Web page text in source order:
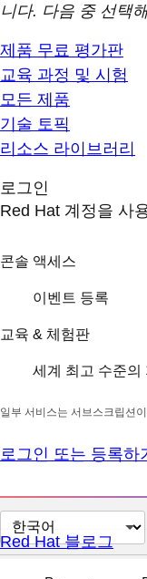
니다. 다음 중 선택
제품 무료 평가판
교육 과정 및 시험
모든 제품
기술 토픽
리소스 라이브러리
로그인
Red Hat 계정을 사
콘솔 액세스
이벤트 등록
교육 & 체험판
세계 최고 수준의
일부 서비스는 서브스크립션
로그인 또는 등록하
페
이
Red Hat 블로그